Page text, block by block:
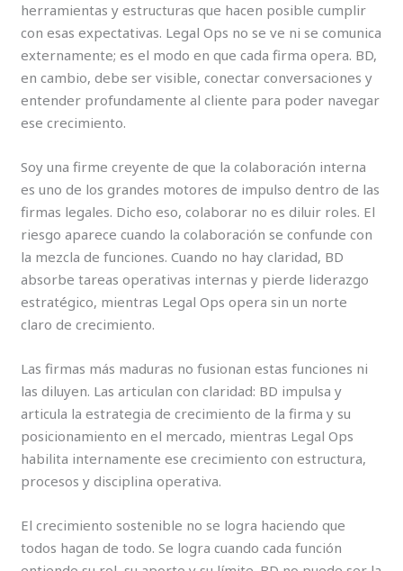
herramientas y estructuras que hacen posible cumplir
con esas expectativas. Legal Ops no se ve ni se comunica
externamente; es el modo en que cada firma opera. BD,
en cambio, debe ser visible, conectar conversaciones y
entender profundamente al cliente para poder navegar
ese crecimiento.
Soy una firme creyente de que la colaboración interna
es uno de los grandes motores de impulso dentro de las
firmas legales. Dicho eso, colaborar no es diluir roles. El
riesgo aparece cuando la colaboración se confunde con
la mezcla de funciones. Cuando no hay claridad, BD
absorbe tareas operativas internas y pierde liderazgo
estratégico, mientras Legal Ops opera sin un norte
claro de crecimiento.
Las firmas más maduras no fusionan estas funciones ni
las diluyen. Las articulan con claridad: BD impulsa y
articula la estrategia de crecimiento de la firma y su
posicionamiento en el mercado, mientras Legal Ops
habilita internamente ese crecimiento con estructura,
procesos y disciplina operativa.
El crecimiento sostenible no se logra haciendo que
todos hagan de todo. Se logra cuando cada función